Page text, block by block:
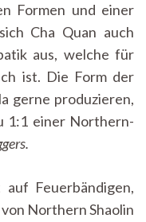
Formen und einer
Cha Quan auch
aus, welche für
ist. Die Form der
gerne produzieren,
1:1 einer Northern-
Feuerbändigen,
Northern Shaolin